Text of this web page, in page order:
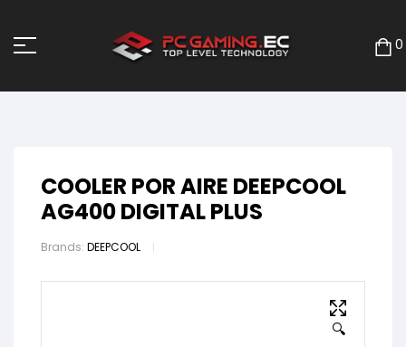
0
COOLER POR AIRE DEEPCOOL
AG400 DIGITAL PLUS
Brands: DEEPCOOL
🔍